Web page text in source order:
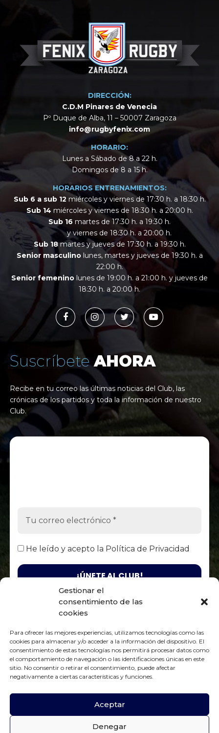
Gestionar el
consentimiento de las
cookies
Para ofrecer las mejores experiencias, utilizamos tecnologías como las
cookies para almacenar y/o acceder a la información del dispositivo. El
consentimiento de estas tecnologías nos permitirá procesar datos como
el comportamiento de navegación o las identificaciones únicas en este
sitio. No consentir o retirar el consentimiento, puede afectar
negativamente a ciertas características y funciones.
Aceptar
Denegar
DIRECCIÓN:
C.D.M Pinares de Venecia
Pº Duque de Alba, 11 – 50007 Zaragoza
info@rugbyfenix.com
HORARIO:
Lunes a Sábado de 8 a 22 h.
Domingos de 8 a 15 h.
HORARIOS ENTRENAMIENTOS:
Sub 6 a sub 12 miércoles y viernes de 17:30 h. a 18:30 h.
Sub 14 miércoles y viernes de 18:30 h. a 20:00 h.
Sub 16 martes de 17:30 h. a 19:30 h.
y viernes de 18:30 h. a 20:00 h.
Sub 18martes y jueves de 17:30 h. a 19:30 h.
Senior masculino lunes, martes y jueves de 19:30 h. a
22:00 h.
Senior femenino lunes de 19:00 h. a 21:00 h. y jueves de
18:30 h. a 20:00 h.
SuscríbeteAHORA
Recibe en tu correo las últimas noticias del Club, las
crónicas de los partidos y toda la información de nuestro
Club.
He leído y acepto la Política de Privacidad
Responsable. Fénix Club Rugby Zaragoza / Finalidad. Enviarte
nuestras publicaciones y noticias / Legitimación. Tu
consentimiento / Destinatarios. Solo se realizan cesiones si existe
acceso, rectificación, limitación y suprimir los datos como se
indica en laPolítica de Privacidad